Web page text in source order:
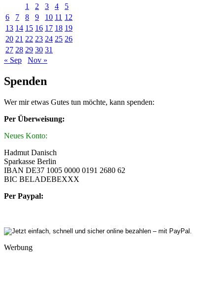
1
2 3 4
5
6
7 8 9 10 11 12
13 14 15 16 17 18 19
20 21 22 23 24 25 26
27 28 29 30 31
« Sep
Nov »
Spenden
Wer mir etwas Gutes tun möchte, kann spenden:
Per Überweisung:
Neues Konto:
Hadmut Danisch
Sparkasse Berlin
IBAN DE37 1005 0000 0191 2680 62
BIC BELADEBEXXX
Per Paypal:
Werbung